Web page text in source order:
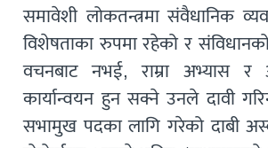
समावेशी लोकतन्त्रमा संवैधानिक
विशेषताका रुपमा रहेको र
वचनबाट नभई, राम्रा अभ्यास र
कार्यान्वयन हुन सक्ने उनले दावी
सभामुख पदका लागि गरेको दाबी